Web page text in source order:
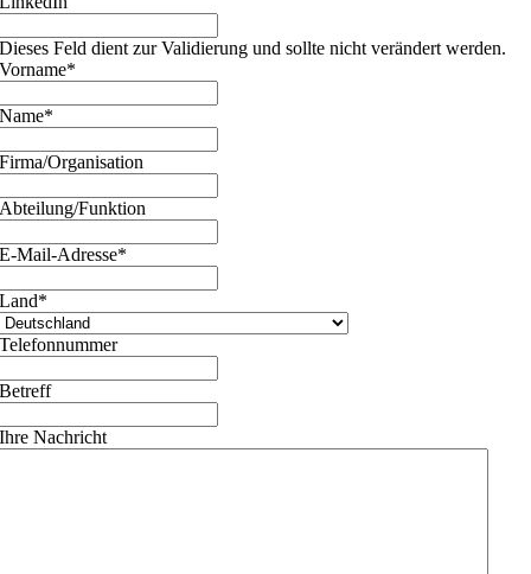
Dieses Feld dient zur Validierung und sollte nicht verändert werden.
Vorname*
Name*
Firma/Organisation
Abteilung/Funktion
E-Mail-Adresse*
Land*
Telefonnummer
Betreff
Ihre Nachricht